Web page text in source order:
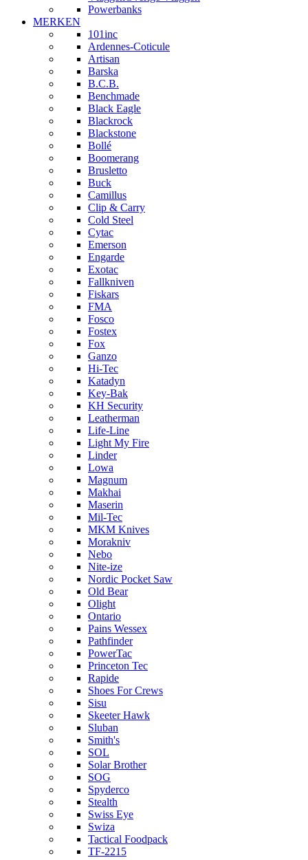
Powerbanks
MERKEN
101inc
Ardennes-Coticule
Artisan
Barska
B.C.B.
Benchmade
Black Eagle
Blackrock
Blackstone
Bollé
Boomerang
Brusletto
Buck
Camillus
Clip & Carry
Cold Steel
Cytac
Emerson
Engarde
Exotac
Fallkniven
Fiskars
FMA
Fosco
Fostex
Fox
Ganzo
Hi-Tec
Katadyn
Key-Bak
KH Security
Leatherman
Life-Line
Light My Fire
Linder
Lowa
Magnum
Makhai
Maserin
Mil-Tec
MKM Knives
Morakniv
Nebo
Nite-ize
Nordic Pocket Saw
Old Bear
Olight
Ontario
Pains Wessex
Pathfinder
PowerTac
Princeton Tec
Rapide
Shoes For Crews
Sisu
Skeeter Hawk
Sluban
Smith's
SOL
Solar Brother
SOG
Spyderco
Stealth
Swiss Eye
Swiza
Tactical Foodpack
TF-2215